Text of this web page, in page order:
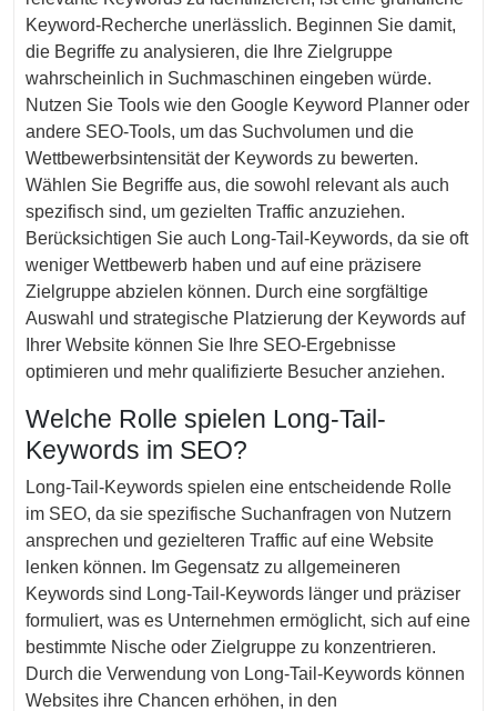
Keyword-Recherche unerlässlich. Beginnen Sie damit,
die Begriffe zu analysieren, die Ihre Zielgruppe
wahrscheinlich in Suchmaschinen eingeben würde.
Nutzen Sie Tools wie den Google Keyword Planner oder
andere SEO-Tools, um das Suchvolumen und die
Wettbewerbsintensität der Keywords zu bewerten.
Wählen Sie Begriffe aus, die sowohl relevant als auch
spezifisch sind, um gezielten Traffic anzuziehen.
Berücksichtigen Sie auch Long-Tail-Keywords, da sie oft
weniger Wettbewerb haben und auf eine präzisere
Zielgruppe abzielen können. Durch eine sorgfältige
Auswahl und strategische Platzierung der Keywords auf
Ihrer Website können Sie Ihre SEO-Ergebnisse
optimieren und mehr qualifizierte Besucher anziehen.
Welche Rolle spielen Long-Tail-
Keywords im SEO?
Long-Tail-Keywords spielen eine entscheidende Rolle
im SEO, da sie spezifische Suchanfragen von Nutzern
ansprechen und gezielteren Traffic auf eine Website
lenken können. Im Gegensatz zu allgemeineren
Keywords sind Long-Tail-Keywords länger und präziser
formuliert, was es Unternehmen ermöglicht, sich auf eine
bestimmte Nische oder Zielgruppe zu konzentrieren.
Durch die Verwendung von Long-Tail-Keywords können
Websites ihre Chancen erhöhen, in den